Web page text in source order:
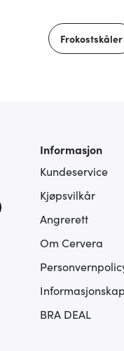
Frokostskåler
Informasjon
Kundeservice
Kjøpsvilkår
Angrerett
Om Cervera
BRA DEAL